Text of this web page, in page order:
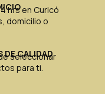
hrs en Curicó
domicilio o
DE CALIDAD
seleccionar
para ti.